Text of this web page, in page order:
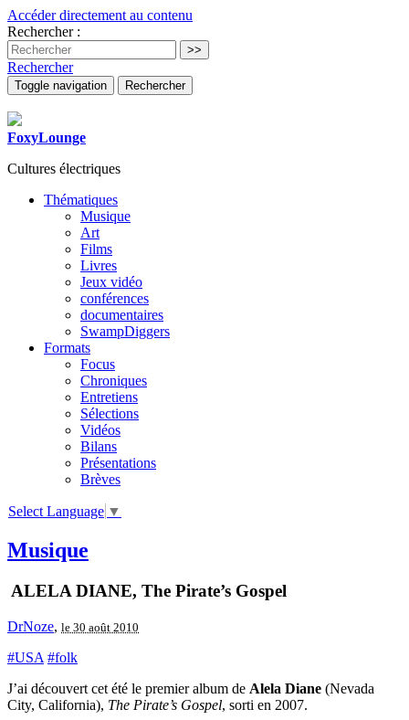
Accéder directement au contenu
Rechercher :
Rechercher
Toggle navigation Rechercher
FoxyLounge
Cultures électriques
Thématiques
Musique
Art
Films
Livres
Jeux vidéo
conférences
documentaires
SwampDiggers
Formats
Focus
Chroniques
Entretiens
Sélections
Vidéos
Bilans
Présentations
Brèves
Select Language ▼
Musique
ALELA DIANE, The Pirate’s Gospel
DrNoze, le 30 août 2010
#USA #folk
J’ai découvert cet été le premier album de Alela Diane (Nevada
City, California), The Pirate’s Gospel, sorti en 2007.